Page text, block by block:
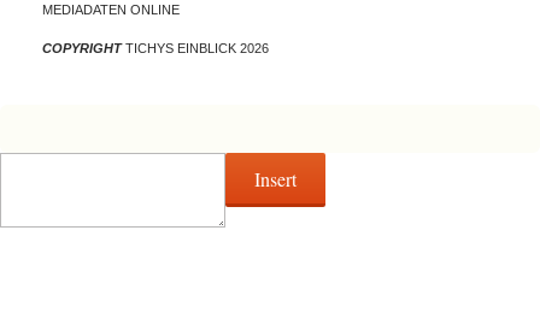
MEDIADATEN ONLINE
COPYRIGHTTICHYS EINBLICK 2026
Insert